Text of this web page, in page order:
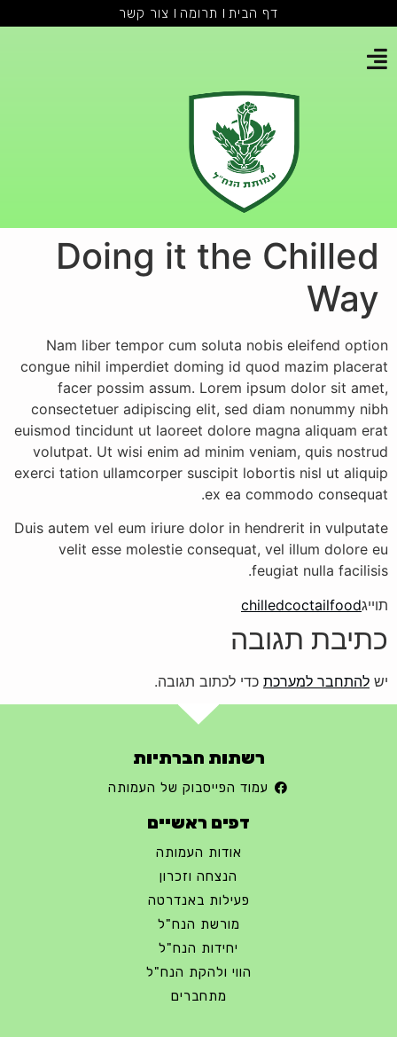
דף הבית תרומה צור קשר
Doing it the Chilled
Way
Nam liber tempor cum soluta nobis eleifend option
congue nihil imperdiet doming id quod mazim placerat
facer possim assum. Lorem ipsum dolor sit amet,
consectetuer adipiscing elit, sed diam nonummy nibh
euismod tincidunt ut laoreet dolore magna aliquam erat
volutpat. Ut wisi enim ad minim veniam, quis nostrud
exerci tation ullamcorper suscipit lobortis nisl ut aliquip
ex ea commodo consequat.
Duis autem vel eum iriure dolor in hendrerit in vulputate
velit esse molestie consequat, vel illum dolore eu
feugiat nulla facilisis.
תוייג
chilledcoctailfood
כתיבת תגובה
יש להתחבר למערכת כדי לכתוב תגובה.
רשתות חברתיות
עמוד הפייסבוק של העמותה
דפים ראשיים
אודות העמותה
הנצחה וזכרון
פעילות באנדרטה
מורשת הנח"ל
יחידות הנח"ל
הווי ולהקת הנח"ל
מתחברים